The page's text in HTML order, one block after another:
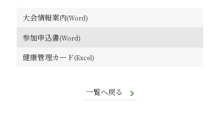
大会情報案内
参加申込書
健康管理カード
一覧へ戻る